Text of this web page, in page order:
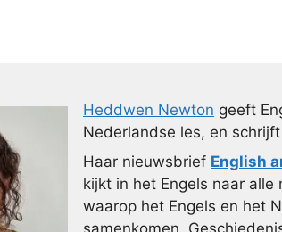
Heddwen Newton geeft
Nederlandse les, en
Haar nieuwsbrief English
kijkt in het Engels naar alle
waarop het Engels en het